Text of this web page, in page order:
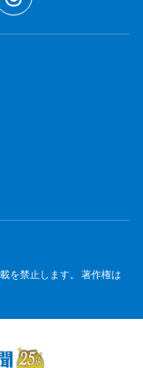
を禁止します。 著作権は